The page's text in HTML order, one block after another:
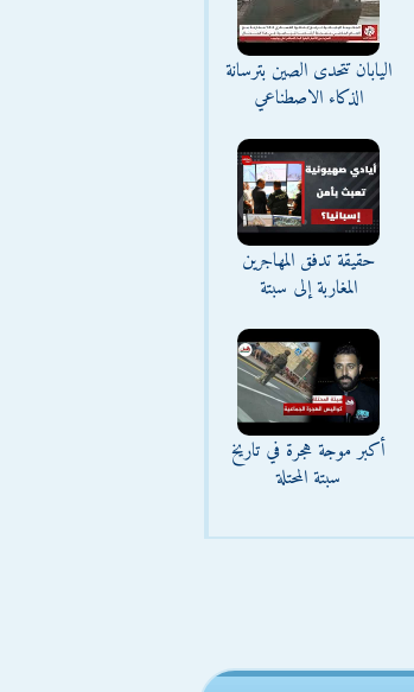
اليابان تتحدى الصين بترسانة
الذكاء الاصطناعي
حقيقة تدفق المهاجرين
المغاربة إلى سبتة
أكبر موجة هجرة في تاريخ
سبتة المحتلة